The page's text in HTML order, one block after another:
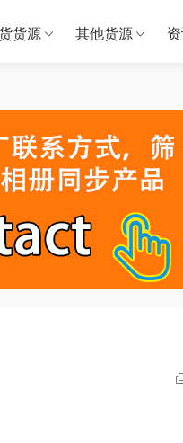
货源 其他货源